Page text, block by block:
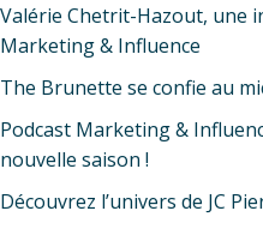
Valérie Chetrit-Hazout, une
Marketing & Influence
The Brunette se confie au
Podcast Marketing &
nouvelle saison !
Découvrez l’univers de JC